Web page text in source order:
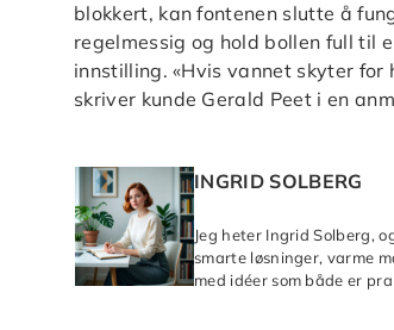
blokkert, kan fontenen slutte å
regelmessig og hold bollen full til
innstilling. «Hvis vannet skyter
skriver kunde Gerald Peet i en
INGRID SOLBERG
Jeg heter Ingrid Solberg,
smarte løsninger, varme
med idéer som både er